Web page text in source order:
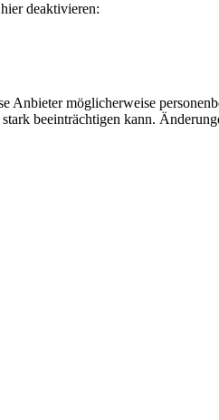
deaktivieren:
möglicherweise
beeinträchtigen kann.